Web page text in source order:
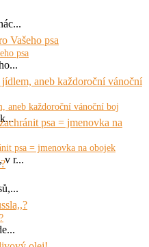
psa
aneb každoroční vánoční boj
psa = jmenovka na obojek
v r...